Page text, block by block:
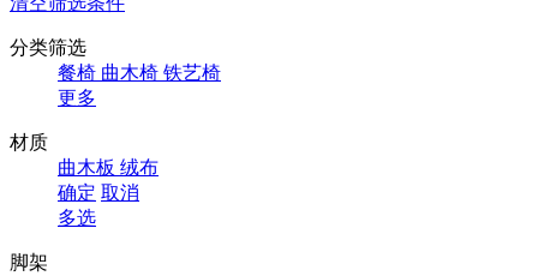
分类筛选
餐椅 曲木椅 铁艺椅
更多
材质
曲木板 绒布
确定 取消
多选
脚架